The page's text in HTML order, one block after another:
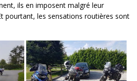
ils en imposent malgré leur
pourtant, les sensations routières sont